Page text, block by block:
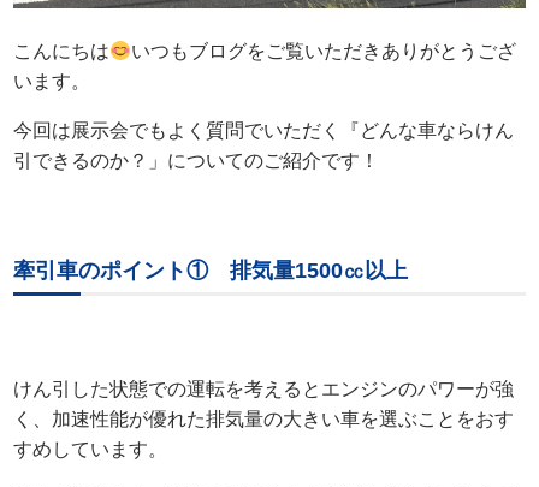
こんにちは
いつもブログをご覧いただきありがとうござ
います。
今回は展示会でもよく質問でいただく『どんな車ならけん
引できるのか？」についてのご紹介です！
牽引車のポイント① 排気量1500㏄以上
けん引した状態での運転を考えるとエンジンのパワーが強
く、加速性能が優れた排気量の大きい車を選ぶことをおす
すめしています。